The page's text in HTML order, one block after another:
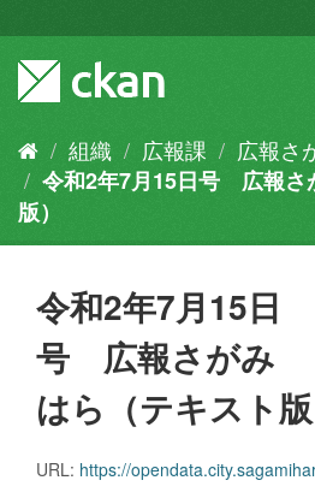
キ
組織 広報課
広報さ
令和2年7月15日号 広報さ
版）
令和2年7月15日
号 広報さがみ
はら（テキスト版
URL: https://opendata.city.sagamihara.kanagawa.jp/dataset/1b0c8b0d-7310-49c7-b86e-5c35ab32df26/